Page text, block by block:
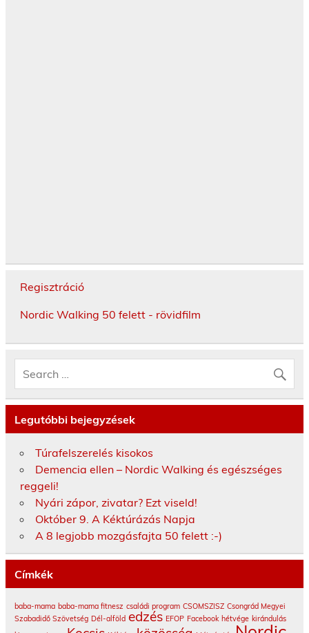
Regisztráció
Nordic Walking 50 felett - rövidfilm
Legutóbbi bejegyzések
Túrafelszerelés kisokos
Demencia ellen – Nordic Walking és egészséges
reggeli!
Nyári zápor, zivatar? Ezt viseld!
Október 9. A Kéktúrázás Napja
A 8 legjobb mozgásfajta 50 felett :-)
Címkék
baba-mama baba-mama fitnesz családi program CSOMSZISZ Csongrád Megyei
Szabadidő Szövetség Dél-alföld edzés EFOP Facebook hétvége kirándulás